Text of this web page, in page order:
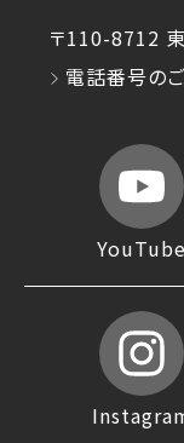
〒110-8712
電話番号の
YouTube